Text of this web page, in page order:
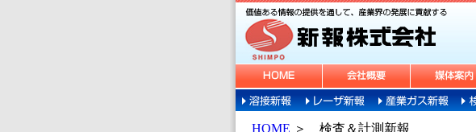
HOME ＞
検査＆計測新報